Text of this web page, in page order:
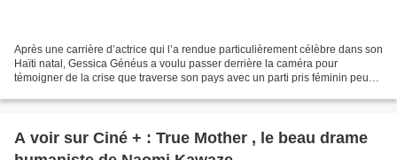
Après une carrière d’actrice qui l’a rendue particulièrement célèbre dans son
Haïti natal, Gessica Généus a voulu passer derrière la caméra pour
témoigner de la crise que traverse son pays avec un parti pris féminin peu
A voir sur Ciné + : True Mother , le beau drame